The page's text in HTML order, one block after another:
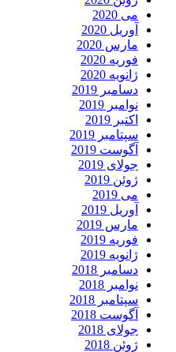
می 2020
آوریل 2020
مارس 2020
فوریه 2020
ژانویه 2020
دسامبر 2019
نوامبر 2019
اکتبر 2019
سپتامبر 2019
آگوست 2019
جولای 2019
ژوئن 2019
می 2019
آوریل 2019
مارس 2019
فوریه 2019
ژانویه 2019
دسامبر 2018
نوامبر 2018
سپتامبر 2018
آگوست 2018
جولای 2018
ژوئن 2018